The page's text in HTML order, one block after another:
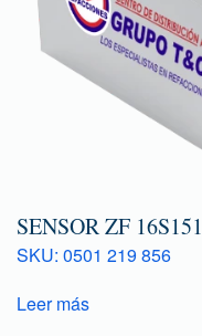
SENSOR ZF 16S151
SKU: 0501 219 856
Leer más